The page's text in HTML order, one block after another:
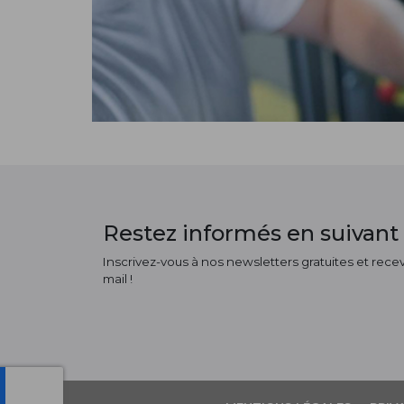
Restez informés en
Inscrivez-vous à nos newsletters gratuites et
mail !